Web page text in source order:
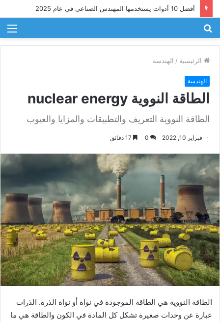
تحسين كفاءة استخدام الطاقة في الصناعة
الرئيسية / الهندسة
الهندسة
الطاقة النووية nuclear energy
الطاقة النووية التعريف والتطبيقات والمزايا والعيوب
فبراير 10, 2022 0
الطاقة النووية هي الطاقة الموجودة في نواة أو نواة الذرة. الذرات
عبارة عن وحدات صغيرة تشكل كل المادة في الكون والطاقة هي ما